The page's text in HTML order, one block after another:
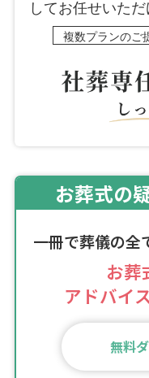
してお任せいただ
複数プランのご
お葬式の
一冊で葬儀の全
お葬
アドバイ
無料